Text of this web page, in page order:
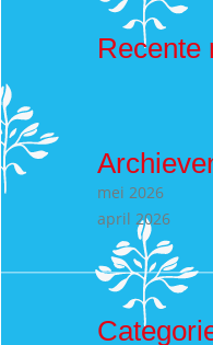
Recente
mei 2026
april 2026